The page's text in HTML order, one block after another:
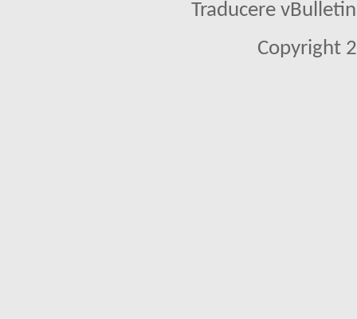
Traducere
Copyright